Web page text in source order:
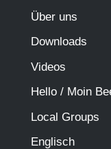
Über uns
Downloads
Videos
Hello / Moin
Local Groups
Englisch